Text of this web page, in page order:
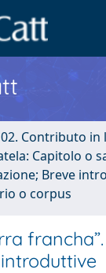
02. Contributo in
Capitolo o
Breve
o corpus